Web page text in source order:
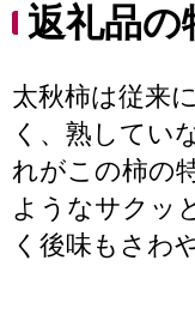
返礼品の
太秋柿は従来
く、熟してい
れがこの柿の
ようなサクッ
く後味もさわ